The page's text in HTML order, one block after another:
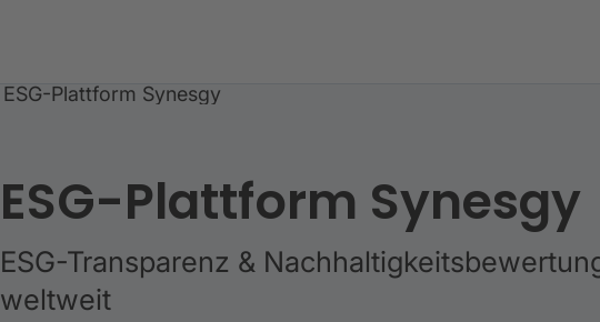
ESG-Plattform Synesgy
ESG-Plattform Synesgy
ESG-Transparenz &
weltweit